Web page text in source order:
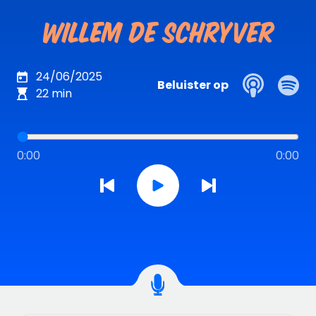
Willem De Schryver
24/06/2025
22 min
Beluister op
0:00 0:00
Icon arrow previous